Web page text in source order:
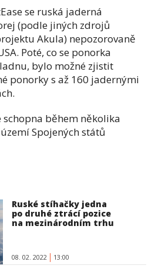
se ruská jaderná
(podle jiných zdrojů
Akula) nepozorovaně
Poté, co se ponorka
bylo možné zjistit
ponorky s až 160 jadernými
během několika
Spojených států
Ruské stíhačky jedna
po druhé ztrácí pozice
na mezinárodním trhu
08. 02. 2022 13:00